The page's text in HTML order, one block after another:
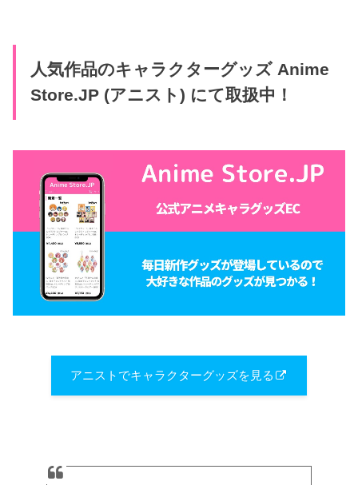
人気作品のキャラクターグッズ Anime
Store.JP (アニスト) にて取扱中！
アニストでキャラクターグッズを見る